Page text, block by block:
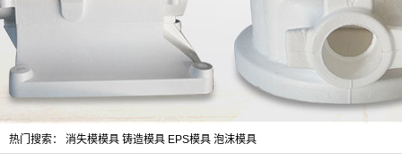
热门搜索： 消失模模具 铸造模具 EPS模具 泡沫模具